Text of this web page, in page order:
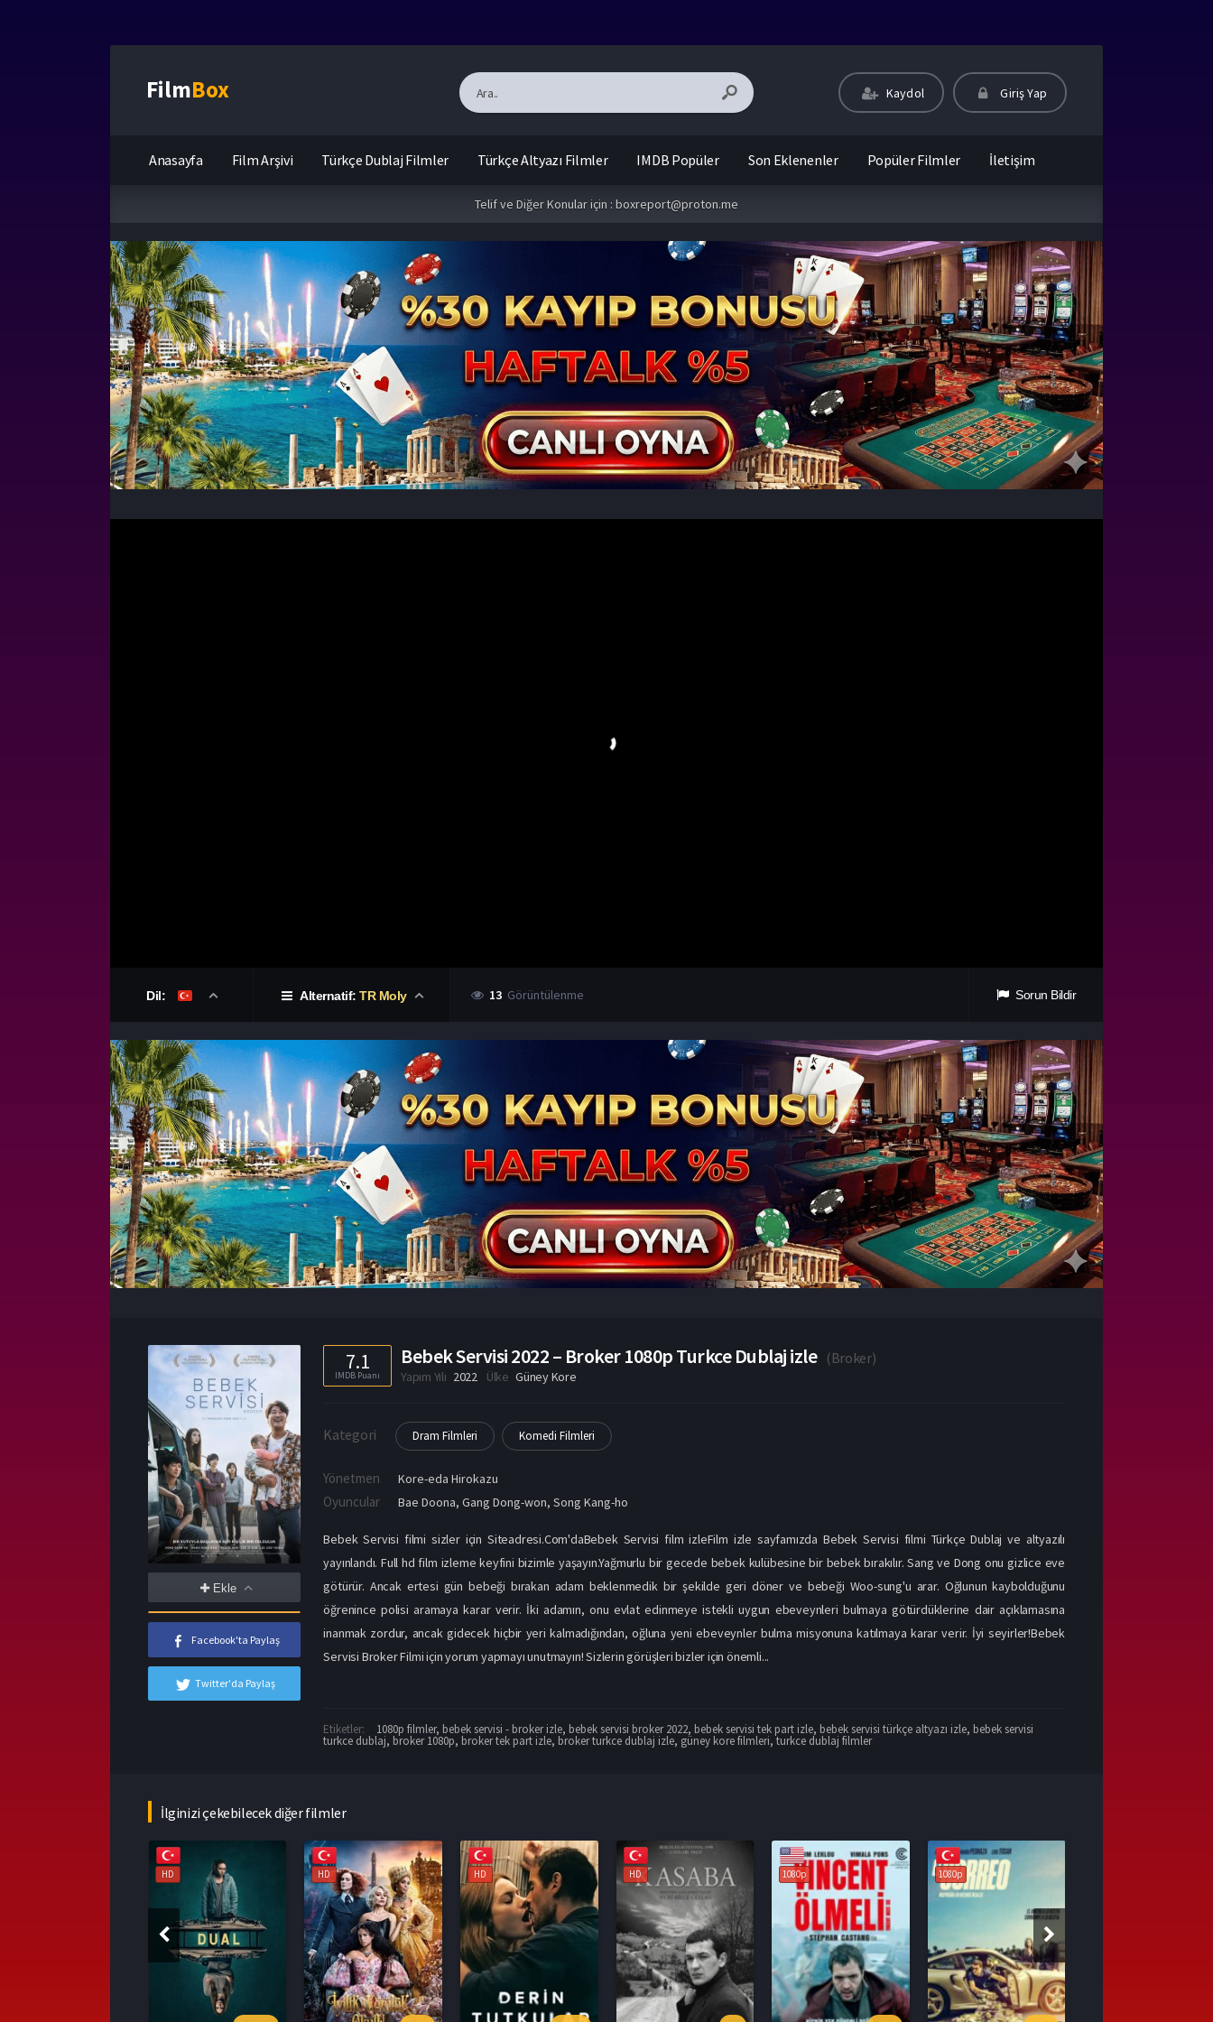
FilmBox Kaydol Giriş Yap
Anasayfa Film Arşivi Türkçe Dublaj Filmler Türkçe Altyazı Filmler IMDB Popüler Son Eklenenler Popüler Filmler İletişim
Telif ve Diğer Konular için : boxreport@proton.me
Dil: Alternatif: TR Moly 13 Görüntülenme Sorun Bildir
Ekle
Facebook'ta Paylaş
Twitter'da Paylaş
7.1
IMDB Puanı
Bebek Servisi 2022 – Broker 1080p Turkce Dublaj izle (Broker)
Yapım Yılı 2022 Ülke Güney Kore
Kategori Dram Filmleri Komedi Filmleri
Yönetmen Kore-eda Hirokazu
Oyuncular Bae Doona,Gang Dong-won,Song Kang-ho
Bebek Servisi filmi sizler için Siteadresi.Com'daBebek Servisi film izleFilm izle sayfamızda Bebek Servisi filmi Türkçe Dublaj ve altyazılı
yayınlandı. Full hd film izleme keyfini bizimle yaşayın.Yağmurlu bir gecede bebek kulübesine bir bebek bırakılır. Sang ve Dong onu gizlice eve
götürür. Ancak ertesi gün bebeği bırakan adam beklenmedik bir şekilde geri döner ve bebeği Woo-sung'u arar. Oğlunun kaybolduğunu
öğrenince polisi aramaya karar verir. İki adamın, onu evlat edinmeye istekli uygun ebeveynleri bulmaya götürdüklerine dair açıklamasına
inanmak zordur, ancak gidecek hiçbir yeri kalmadığından, oğluna yeni ebeveynler bulma misyonuna katılmaya karar verir. İyi seyirler!Bebek
Servisi Broker Filmi için yorum yapmayı unutmayın! Sizlerin görüşleri bizler için önemli...
Etiketler: 1080p filmler, bebek servisi - broker izle, bebek servisi broker 2022, bebek servisi tek part izle, bebek servisi türkçe altyazı izle, bebek servisi
turkce dublaj, broker 1080p, broker tek part izle, broker turkce dublaj izle, güney kore filmleri,turkce dublaj filmler
İlginizi çekebilecek diğer filmler
HD HD HD 1080p 1080p 1080p